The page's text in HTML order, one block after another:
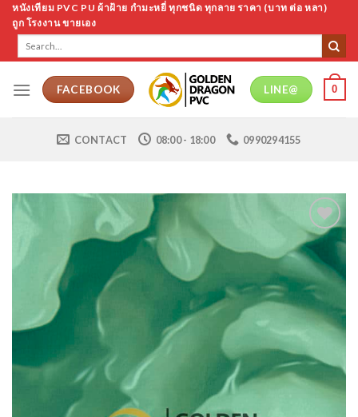
Skip
content
หนังเทียม PVC PU ผ้าฝ้าย กำมะหยี่ ทุกชนิด ทุกลาย ราคา (บาท ต่อ หลา)
ถูก โรงงาน ขายเอง
FACEBOOK LINE@ 0
CONTACT 08:00 - 18:00 0990294155
Add to
Wishlist